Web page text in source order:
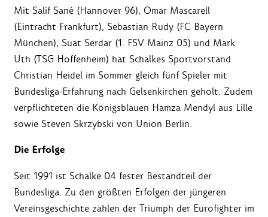
Mit Salif Sané (Hannover 96), Omar Mascarell
(Eintracht Frankfurt), Sebastian Rudy (FC Bayern
München), Suat Serdar (1. FSV Mainz 05) und Mark
Uth (TSG Hoffenheim) hat Schalkes Sportvorstand
Christian Heidel im Sommer gleich fünf Spieler mit
Bundesliga-Erfahrung nach Gelsenkirchen geholt. Zudem
verpflichteten die Königsblauen Hamza Mendyl aus Lille
sowie Steven Skrzybski von Union Berlin.
Die Erfolge
Seit 1991 ist Schalke 04 fester Bestandteil der
Bundesliga. Zu den größten Erfolgen der jüngeren
Vereinsgeschichte zählen der Triumph der Eurofighter im